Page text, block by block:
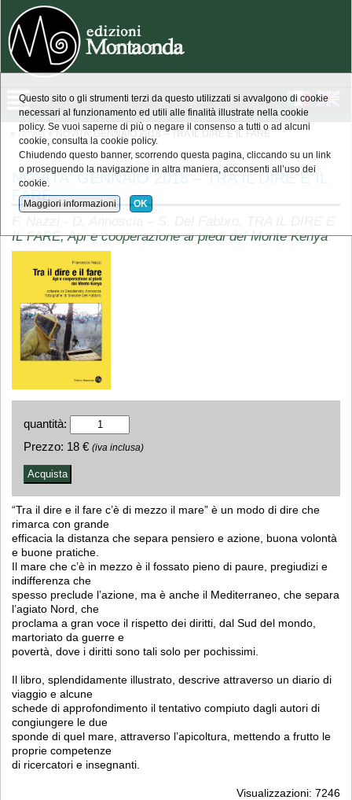
» Novità » NOVITA' GENNAIO 2018 – TRA IL DIRE E IL FARE
NOVITA' GENNAIO 2018 – TRA IL DIRE E IL
FARE
IL FARE, Api e cooperazione ai piedi del Monte Kenya
quantità:
Prezzo: 18 € (iva inclusa)
“Tra il dire e il fare c’è di mezzo il mare” è un modo di dire che
rimarca con grande
efficacia la distanza che separa pensiero e azione, buona volontà
e buone pratiche.
Il mare che c’è in mezzo è il fossato pieno di paure, pregiudizi e
indifferenza che
spesso preclude l’azione, ma è anche il Mediterraneo, che separa
l’agiato Nord, che
proclama a gran voce il rispetto dei diritti, dal Sud del mondo,
martoriato da guerre e
povertà, dove i diritti sono tali solo per pochissimi.
Il libro, splendidamente illustrato, descrive attraverso un diario di
viaggio e alcune
schede di approfondimento il tentativo compiuto dagli autori di
congiungere le due
sponde di quel mare, attraverso l’apicoltura, mettendo a frutto le
proprie competenze
di ricercatori e insegnanti.
Visualizzazioni: 7246
Questo sito o gli strumenti terzi da questo utilizzati si avvalgono di cookie
necessari al funzionamento ed utili alle finalità illustrate nella cookie
policy. Se vuoi saperne di più o negare il consenso a tutti o ad alcuni
cookie, consulta la cookie policy.
Chiudendo questo banner, scorrendo questa pagina, cliccando su un link
o proseguendo la navigazione in altra maniera, acconsenti all’uso dei
cookie.
Maggiori informazioni OK